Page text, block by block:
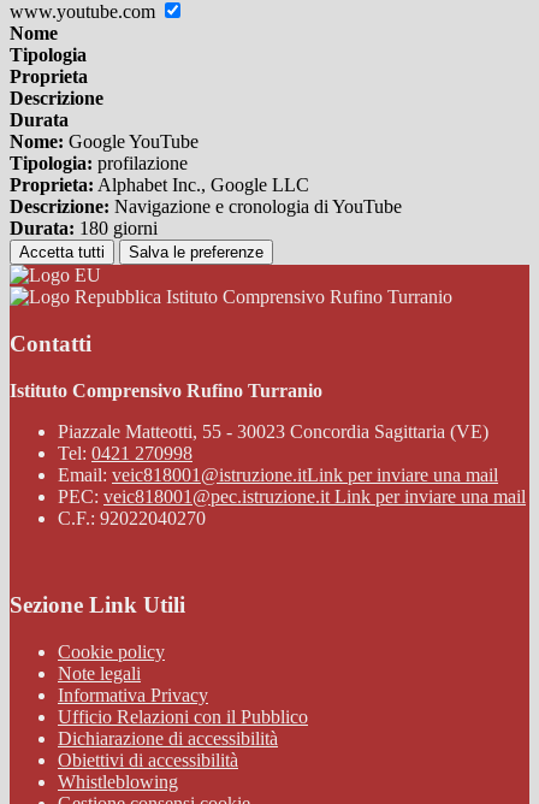
www.youtube.com
Nome
Tipologia
Proprieta
Descrizione
Durata
Nome: Google YouTube
Tipologia: profilazione
Proprieta: Alphabet Inc., Google LLC
Descrizione: Navigazione e cronologia di YouTube
Durata: 180 giorni
Accetta tutti Salva le preferenze
Istituto Comprensivo Rufino Turranio
Contatti
Istituto Comprensivo Rufino Turranio
Piazzale Matteotti, 55 - 30023 Concordia Sagittaria (VE)
Tel: 0421 270998
Email: veic818001@istruzione.itLink per inviare una mail
PEC: veic818001@pec.istruzione.it Link per inviare una mail
C.F.: 92022040270
Sezione Link Utili
Cookie policy
Note legali
Informativa Privacy
Ufficio Relazioni con il Pubblico
Dichiarazione di accessibilità
Obiettivi di accessibilità
Whistleblowing